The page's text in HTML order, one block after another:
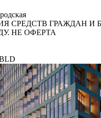
СРЕДСТВ ГРАЖДАН И
НЕ ОФЕРТА